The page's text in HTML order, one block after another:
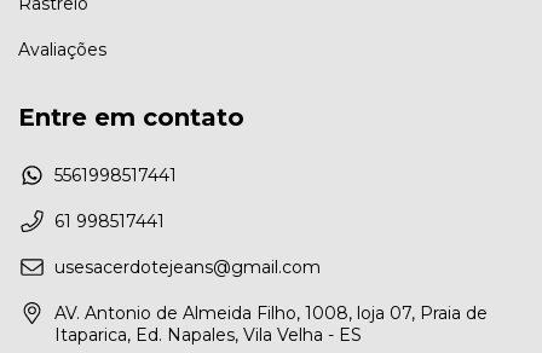
Avaliações
Entre em contato
5561998517441
61 998517441
usesacerdotejeans@gmail.com
AV. Antonio de Almeida Filho, 1008, loja 07, Praia de
Itaparica, Ed. Napales, Vila Velha - ES